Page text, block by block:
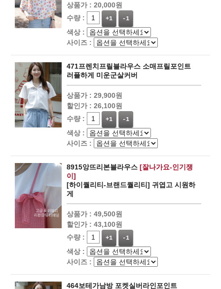
상품가 : 20,000원
수량 :
+1 -1
색상 :
사이즈 :
471프렌치프릴블라우스 소매프릴포인트
러플하게 미운군살커버
상품가 : 29,900원
할인가 : 26,100원
수량 :
+1 -1
색상 :
사이즈 :
8915앙뜨리본블라우스 [잘나가요-인기쟁
이]
[하이퀄리티-브랜드퀄리티] 귀엽고 시원하
게
상품가 : 49,500원
할인가 : 43,100원
수량 :
+1 -1
색상 :
사이즈 :
464보테가남방 포켓실버라인포인트